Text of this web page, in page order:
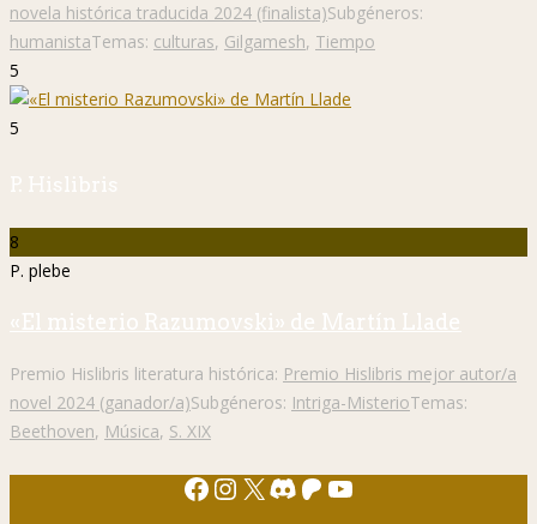
novela histórica traducida 2024 (finalista)Subgéneros:
humanistaTemas: culturas, Gilgamesh, Tiempo
5
5
P. Hislibris
8
P. plebe
«El misterio Razumovski» de Martín Llade
Premio Hislibris literatura histórica: Premio Hislibris mejor autor/a
novel 2024 (ganador/a)Subgéneros: Intriga-MisterioTemas:
Beethoven, Música, S. XIX
Facebook
Instagram
X Discord
Patreon
YouTube